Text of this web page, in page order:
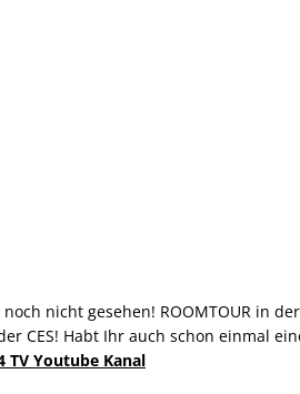
nicht gesehen! ROOMTOUR in
CES! Habt Ihr auch schon einmal
TV Youtube Kanal